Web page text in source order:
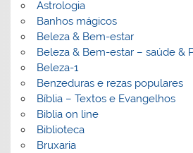
Astrologia
Banhos mágicos
Beleza & Bem-estar
Beleza & Bem-estar – saúde &
Beleza-1
Benzeduras e rezas populares
Bíblia – Textos e Evangelhos
Biblia on line
Biblioteca
Bruxaria